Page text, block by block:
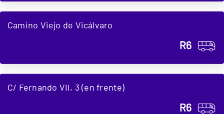
Camino Viejo de Vicálvaro
R6
C/ Fernando VII, 3 (en frente)
R6